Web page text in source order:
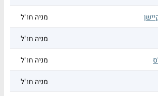
מניה חו"ל
מניה חו"ל
מניה חו"ל
מניה חו"ל